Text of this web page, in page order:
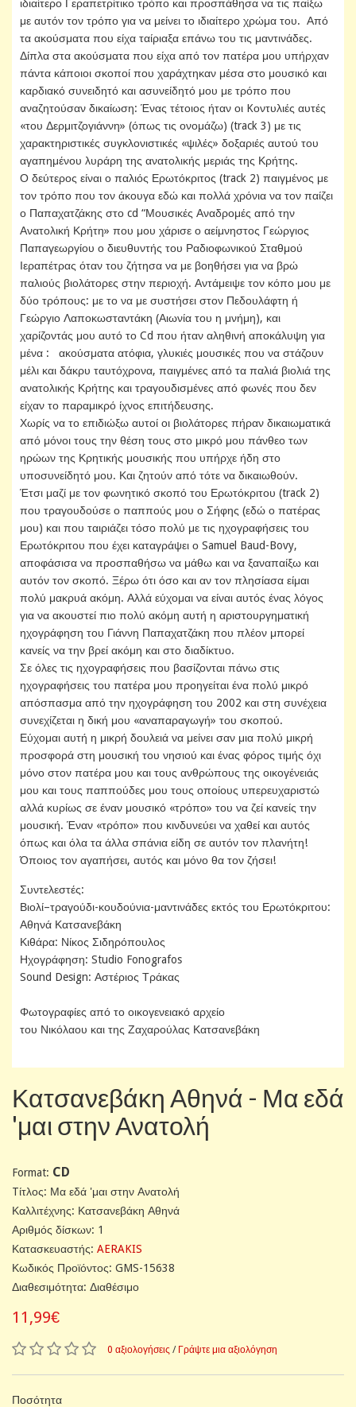
ιδιαίτερο Γεραπετρίτικο τρόπο και προσπάθησα να τις παίξω
με αυτόν τον τρόπο για να μείνει το ιδιαίτερο χρώμα του. Από
τα ακούσματα που είχα ταίριαξα επάνω του τις μαντινάδες.
Δίπλα στα ακούσματα που είχα από τον πατέρα μου υπήρχαν
πάντα κάποιοι σκοποί που χαράχτηκαν μέσα στο μουσικό και
καρδιακό συνειδητό και ασυνείδητό μου με τρόπο που
αναζητούσαν δικαίωση: Ένας τέτοιος ήταν οι Kοντυλιές αυτές
«του Δερμιτζογιάννη» (όπως τις ονομάζω) (track 3) με τις
χαρακτηριστικές συγκλονιστικές «ψιλές» δοξαριές αυτού του
αγαπημένου λυράρη της ανατολικής μεριάς της Κρήτης.
Ο δεύτερος είναι ο παλιός Ερωτόκριτος (track 2) παιγμένος με
τον τρόπο που τον άκουγα εδώ και πολλά χρόνια να τον παίζει
ο Παπαχατζάκης στο cd “Μουσικές Αναδρομές από την
Ανατολική Κρήτη» που μου χάρισε ο αείμνηστος Γεώργιος
Παπαγεωργίου ο διευθυντής του Ραδιοφωνικού Σταθμού
Ιεραπέτρας όταν του ζήτησα να με βοηθήσει για να βρώ
παλιούς βιολάτορες στην περιοχή. Αντάμειψε τον κόπο μου με
δύο τρόπους: με το να με συστήσει στον Πεδουλάφτη ή
Γεώργιο Λαποκωσταντάκη (Αιωνία του η μνήμη), και
χαρίζοντάς μου αυτό το Cd που ήταν αληθινή αποκάλυψη για
μένα : ακούσματα ατόφια, γλυκιές μουσικές που να στάζουν
μέλι και δάκρυ ταυτόχρονα, παιγμένες από τα παλιά βιολιά της
ανατολικής Κρήτης και τραγουδισμένες από φωνές που δεν
είχαν το παραμικρό ίχνος επιτήδευσης.
Χωρίς να το επιδιώξω αυτοί οι βιολάτορες πήραν δικαιωματικά
από μόνοι τους την θέση τους στο μικρό μου πάνθεο των
ηρώων της Κρητικής μουσικής που υπήρχε ήδη στο
υποσυνείδητό μου. Και ζητούν από τότε να δικαιωθούν.
Έτσι μαζί με τον φωνητικό σκοπό του Ερωτόκριτου (track 2)
που τραγουδούσε ο παππούς μου ο Σήφης (εδώ ο πατέρας
μου) και που ταιριάζει τόσο πολύ με τις ηχογραφήσεις του
Ερωτόκριτου που έχει καταγράψει ο Samuel Baud-Bovy,
αποφάσισα να προσπαθήσω να μάθω και να ξαναπαίξω και
αυτόν τον σκοπό. Ξέρω ότι όσο και αν τον πλησίασα είμαι
πολύ μακρυά ακόμη. Αλλά εύχομαι να είναι αυτός ένας λόγος
για να ακουστεί πιο πολύ ακόμη αυτή η αριστουργηματική
ηχογράφηση του Γιάννη Παπαχατζάκη που πλέον μπορεί
κανείς να την βρεί ακόμη και στο διαδίκτυο.
Σε όλες τις ηχογραφήσεις που βασίζονται πάνω στις
ηχογραφήσεις του πατέρα μου προηγείται ένα πολύ μικρό
απόσπασμα από την ηχογράφηση του 2002 και στη συνέχεια
συνεχίζεται η δική μου «αναπαραγωγή» του σκοπού.
Εύχομαι αυτή η μικρή δουλειά να μείνει σαν μια πολύ μικρή
προσφορά στη μουσική του νησιού και ένας φόρος τιμής όχι
μόνο στον πατέρα μου και τους ανθρώπους της οικογένειάς
μου και τους παππούδες μου τους οποίους υπερευχαριστώ
αλλά κυρίως σε έναν μουσικό «τρόπο» του να ζεί κανείς την
μουσική. Έναν «τρόπο» που κινδυνεύει να χαθεί και αυτός
όπως και όλα τα άλλα σπάνια είδη σε αυτόν τον πλανήτη!
Όποιος τον αγαπήσει, αυτός και μόνο θα τον ζήσει!
Συντελεστές:
Βιολί–τραγούδι-κουδούνια-μαντινάδες εκτός του Ερωτόκριτου:
Αθηνά Κατσανεβάκη
Κιθάρα: Νίκος Σιδηρόπουλος
Ηχογράφηση: Studio Fonografos
Sound Design: Αστέριος Τράκας
Φωτογραφίες από το οικογενειακό αρχείο
του Νικόλαου και της Ζαχαρούλας Κατσανεβάκη
Κατσανεβάκη Αθηνά - Μα εδά
'μαι στην Ανατολή
Format: CD
Tίτλος: Μα εδά 'μαι στην Ανατολή
Καλλιτέχνης: Κατσανεβάκη Αθηνά
Αριθμός δίσκων: 1
Κατασκευαστής: AERAKIS
Κωδικός Προϊόντος: GMS-15638
Διαθεσιμότητα: Διαθέσιμο
11,99€
0 αξιολογήσεις / Γράψτε μια αξιολόγηση
Ποσότητα